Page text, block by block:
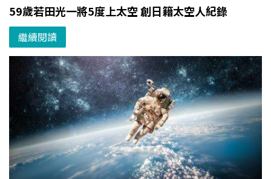
59歲若田光一將5度上太空 創日籍太空人紀錄
繼續閱讀